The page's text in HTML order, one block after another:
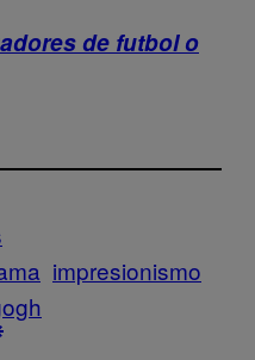
de futbol o
impresionismo